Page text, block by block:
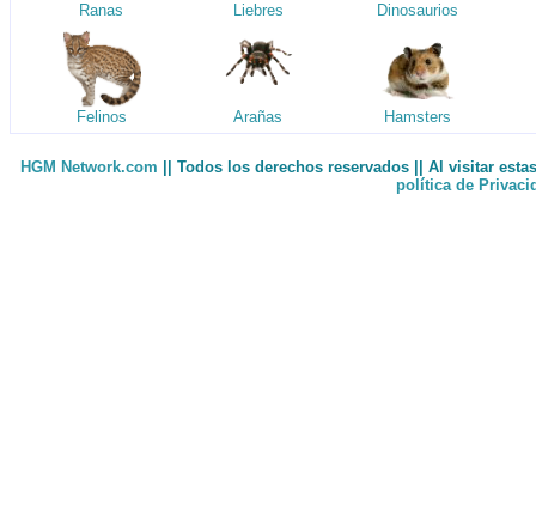
Ranas Liebres Dinosaurios
Felinos Arañas Hamsters
HGM Network.com || Todos los derechos reservados || Al visitar
política de